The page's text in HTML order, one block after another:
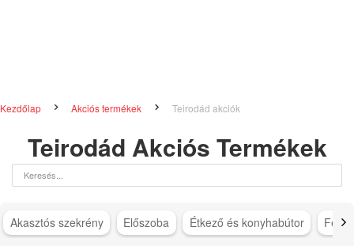
Kezdőlap Akciós termékek Teirodád akciók
Teirodád Akciós Termékek
Akasztós szekrény Előszoba Étkező és konyhabútor